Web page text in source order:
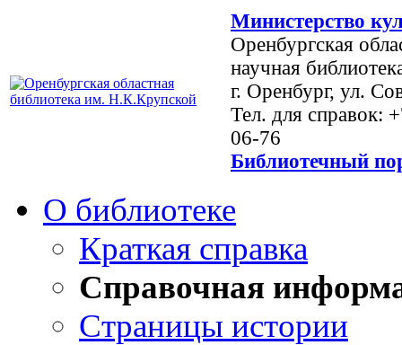
Министерство
Оренбургская
научная
г. Оренбург, ул.
Тел. для справок:
06-76
Библиотечный
О библиотеке
Краткая справка
Справочная
Страницы истории